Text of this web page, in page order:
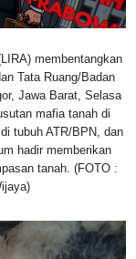
membentangkan
Tata Ruang/Badan
Jawa Barat, Selasa
mafia tanah di
tubuh ATR/BPN, dan
hadir memberikan
tanah. (FOTO :